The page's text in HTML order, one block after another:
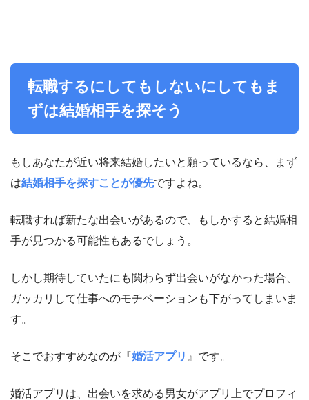
転職するにしてもしないにしてもま
ずは結婚相手を探そう
もしあなたが近い将来結婚したいと願っているなら、まず
は結婚相手を探すことが優先ですよね。
転職すれば新たな出会いがあるので、もしかすると結婚相
手が見つかる可能性もあるでしょう。
しかし期待していたにも関わらず出会いがなかった場合、
ガッカリして仕事へのモチベーションも下がってしまいま
す。
そこでおすすめなのが『婚活アプリ 』です。
婚活アプリは、出会いを求める男女がアプリ上でプロフィ